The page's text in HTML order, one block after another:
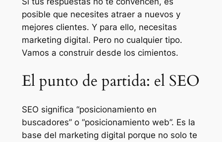
posible que necesites atraer a nuevos y
mejores clientes. Y para ello, necesitas
marketing digital. Pero no cualquier tipo.
Vamos a construir desde los cimientos.
El punto de partida: el SEO
SEO significa “posicionamiento en
buscadores” o “posicionamiento web”. Es la
base del marketing digital porque no solo te